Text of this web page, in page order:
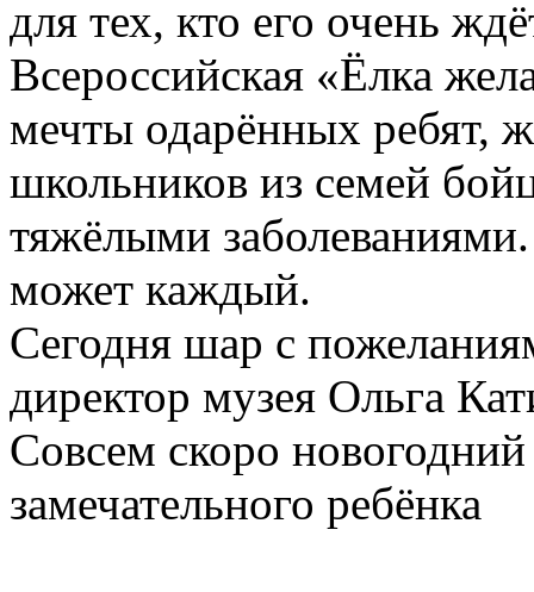
для тех, кто его очень
Всероссийская «Ёлка
мечты одарённых ребят,
школьников из семей
тяжёлыми
может каждый.
Сегодня шар с
директор музея Ольга
Совсем скоро
замечательного ребёнка